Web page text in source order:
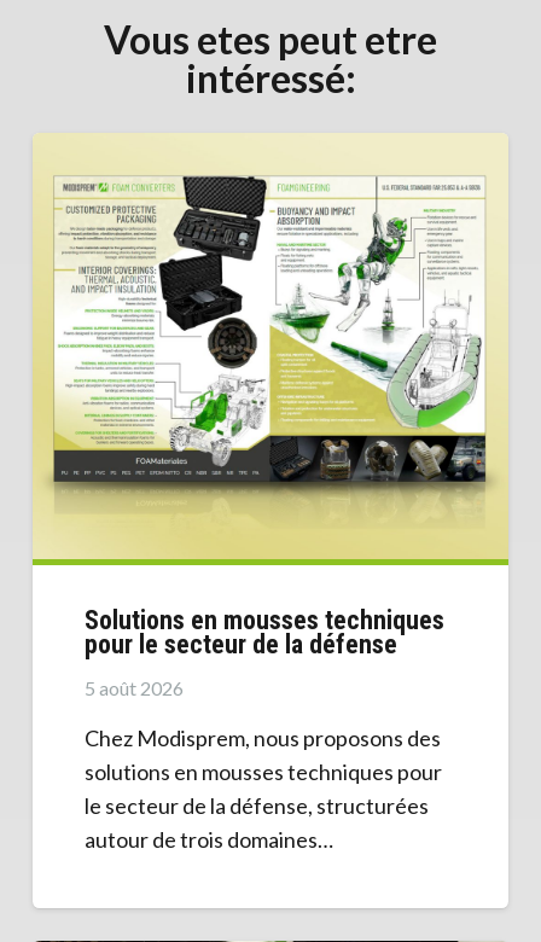
Vous etes peut etre
intéressé:
Solutions en mousses techniques
pour le secteur de la défense
5 août 2026
Chez Modisprem, nous proposons des
solutions en mousses techniques pour
le secteur de la défense, structurées
autour de trois domaines…